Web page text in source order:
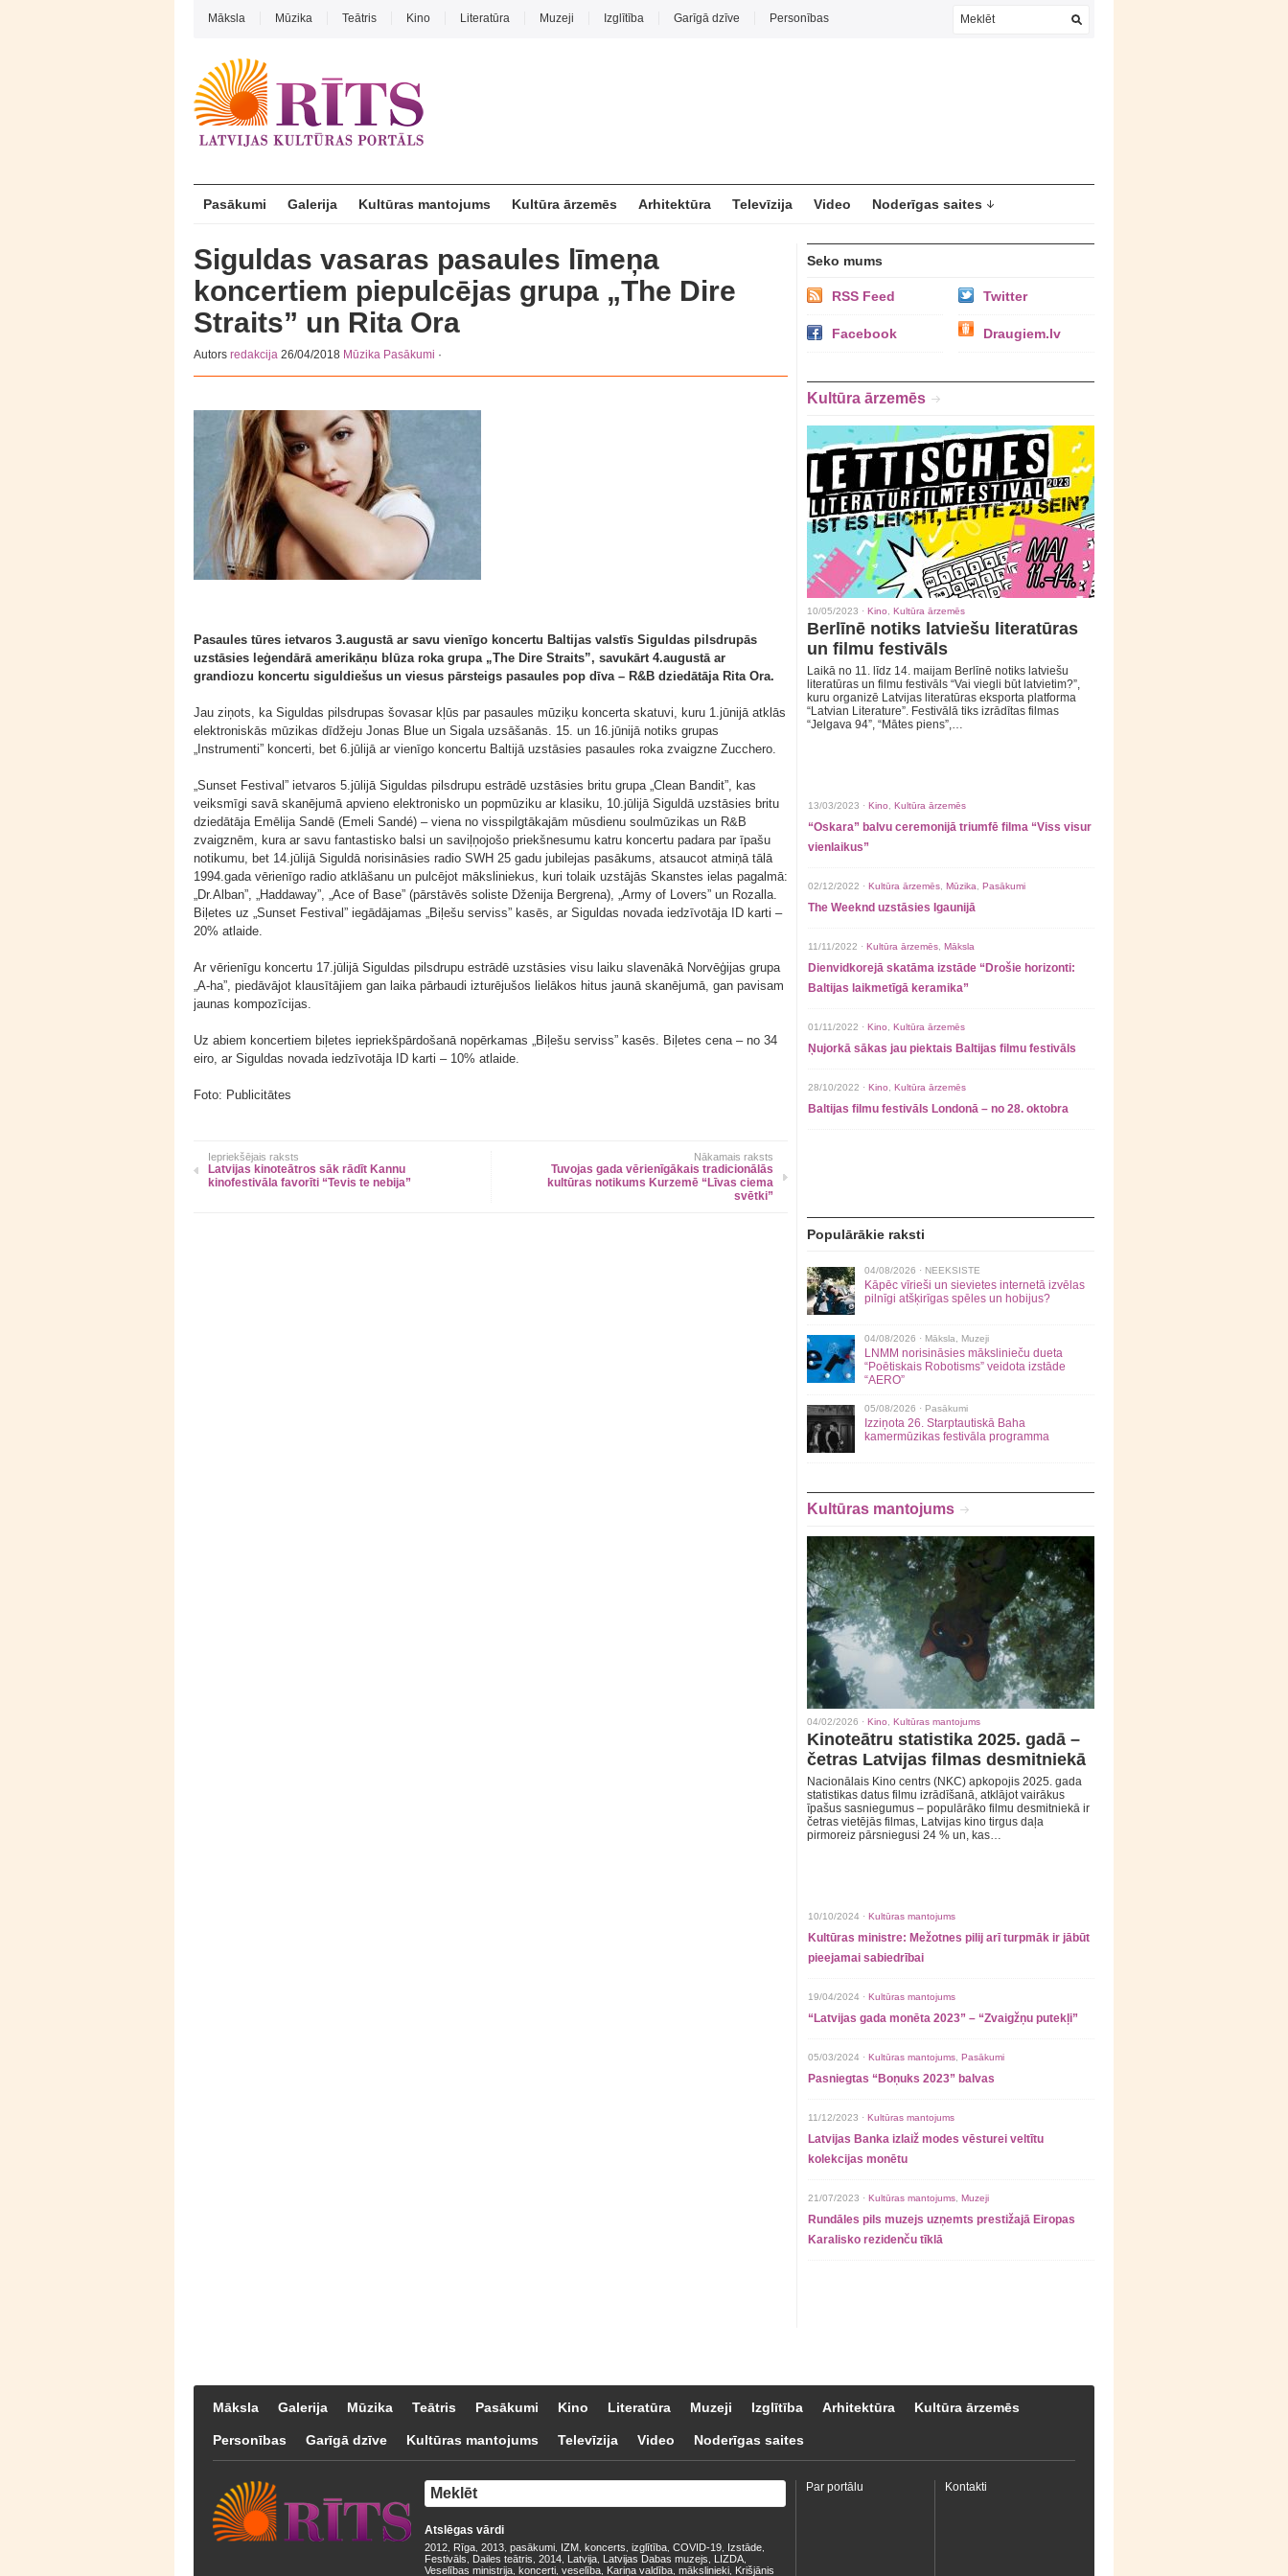
Māksla Mūzika Teātris Kino Literatūra Muzeji Izglītība Garīgā dzīve Personības
Pasākumi Galerija Kultūras mantojums Kultūra ārzemēs Arhitektūra Televīzija Video Noderīgas saites
Siguldas vasaras pasaules līmeņa
koncertiem piepulcējas grupa „The Dire
Straits” un Rita Ora
Autors redakcija 26/04/2018 Mūzika Pasākumi ·
Pasaules tūres ietvaros 3.augustā ar savu vienīgo koncertu Baltijas valstīs Siguldas pilsdrupās
uzstāsies leģendārā amerikāņu blūza roka grupa „The Dire Straits”, savukārt 4.augustā ar
grandiozu koncertu siguldiešus un viesus pārsteigs pasaules pop dīva – R&B dziedātāja Rita Ora.
Jau ziņots, ka Siguldas pilsdrupas šovasar kļūs par pasaules mūziķu koncerta skatuvi, kuru 1.jūnijā atklās
elektroniskās mūzikas dīdžeju Jonas Blue un Sigala uzsāšanās. 15. un 16.jūnijā notiks grupas
„Instrumenti” koncerti, bet 6.jūlijā ar vienīgo koncertu Baltijā uzstāsies pasaules roka zvaigzne Zucchero.
„Sunset Festival” ietvaros 5.jūlijā Siguldas pilsdrupu estrādē uzstāsies britu grupa „Clean Bandit”, kas
veiksmīgi savā skanējumā apvieno elektronisko un popmūziku ar klasiku, 10.jūlijā Siguldā uzstāsies britu
dziedātāja Emēlija Sandē (Emeli Sandé) – viena no visspilgtākajām mūsdienu soulmūzikas un R&B
zvaigznēm, kura ar savu fantastisko balsi un saviļņojošo priekšnesumu katru koncertu padara par īpašu
notikumu, bet 14.jūlijā Siguldā norisināsies radio SWH 25 gadu jubilejas pasākums, atsaucot atmiņā tālā
1994.gada vērienīgo radio atklāšanu un pulcējot māksliniekus, kuri tolaik uzstājās Skanstes ielas pagalmā:
„Dr.Alban”, „Haddaway”, „Ace of Base” (pārstāvēs soliste Dženija Bergrena), „Army of Lovers” un Rozalla.
Biļetes uz „Sunset Festival” iegādājamas „Biļešu serviss” kasēs, ar Siguldas novada iedzīvotāja ID karti –
20% atlaide.
Ar vērienīgu koncertu 17.jūlijā Siguldas pilsdrupu estrādē uzstāsies visu laiku slavenākā Norvēģijas grupa
„A-ha”, piedāvājot klausītājiem gan laika pārbaudi izturējušos lielākos hitus jaunā skanējumā, gan pavisam
jaunas kompozīcijas.
Uz abiem koncertiem biļetes iepriekšpārdošanā nopērkamas „Biļešu serviss” kasēs. Biļetes cena – no 34
eiro, ar Siguldas novada iedzīvotāja ID karti – 10% atlaide.
Foto: Publicitātes
Iepriekšējais raksts
Latvijas kinoteātros sāk rādīt Kannu
kinofestivāla favorīti “Tevis te nebija”
Nākamais raksts
Tuvojas gada vērienīgākais tradicionālās
kultūras notikums Kurzemē “Līvas ciema
svētki”
Seko mums
RSS Feed Twitter
Facebook Draugiem.lv
Kultūra ārzemēs
10/05/2023 · Kino Kultūra ārzemēs
Berlīnē notiks latviešu literatūras
un filmu festivāls
Laikā no 11. līdz 14. maijam Berlīnē notiks latviešu
literatūras un filmu festivāls “Vai viegli būt latvietim?”,
kuru organizē Latvijas literatūras eksporta platforma
“Latvian Literature”. Festivālā tiks izrādītas filmas
“Jelgava 94”, “Mātes piens”,…
13/03/2023 · Kino Kultūra ārzemēs
“Oskara” balvu ceremonijā triumfē filma “Viss visur
vienlaikus”
02/12/2022 · Kultūra ārzemēs Mūzika Pasākumi
The Weeknd uzstāsies Igaunijā
11/11/2022 · Kultūra ārzemēs Māksla
Dienvidkorejā skatāma izstāde “Drošie horizonti:
Baltijas laikmetīgā keramika”
01/11/2022 · Kino Kultūra ārzemēs
Ņujorkā sākas jau piektais Baltijas filmu festivāls
28/10/2022 · Kino Kultūra ārzemēs
Baltijas filmu festivāls Londonā – no 28. oktobra
Populārākie raksti
04/08/2026 · NEEKSISTE
Kāpēc vīrieši un sievietes internetā izvēlas
pilnīgi atšķirīgas spēles un hobijus?
04/08/2026 · Māksla Muzeji
LNMM norisināsies mākslinieču dueta
“Poētiskais Robotisms” veidota izstāde
“AERO”
05/08/2026 · Pasākumi
Izziņota 26. Starptautiskā Baha
kamermūzikas festivāla programma
Kultūras mantojums
04/02/2026 · Kino Kultūras mantojums
Kinoteātru statistika 2025. gadā –
četras Latvijas filmas desmitniekā
Nacionālais Kino centrs (NKC) apkopojis 2025. gada
statistikas datus filmu izrādīšanā, atklājot vairākus
īpašus sasniegumus – populārāko filmu desmitniekā ir
četras vietējās filmas, Latvijas kino tirgus daļa
pirmoreiz pārsniegusi 24 % un, kas…
10/10/2024 · Kultūras mantojums
Kultūras ministre: Mežotnes pilij arī turpmāk ir jābūt
pieejamai sabiedrībai
19/04/2024 · Kultūras mantojums
“Latvijas gada monēta 2023” – “Zvaigžņu putekļi”
05/03/2024 · Kultūras mantojums Pasākumi
Pasniegtas “Boņuks 2023” balvas
11/12/2023 · Kultūras mantojums
Latvijas Banka izlaiž modes vēsturei veltītu
kolekcijas monētu
21/07/2023 · Kultūras mantojums Muzeji
Rundāles pils muzejs uzņemts prestižajā Eiropas
Karalisko rezidenču tīklā
Māksla Galerija Mūzika Teātris Pasākumi Kino Literatūra Muzeji Izglītība Arhitektūra Kultūra ārzemēs
Personības Garīgā dzīve Kultūras mantojums Televīzija Video Noderīgas saites
Atslēgas vārdi
2012 Rīga 2013 pasākumi IZM koncerts izglītība COVID-19 Izstāde
Festivāls Dailes teātris 2014 Latvija Latvijas Dabas muzejs LIZDA
Veselības ministrija koncerti veselība Kariņa valdība mākslinieki Krišjānis
Par portālu Kontakti